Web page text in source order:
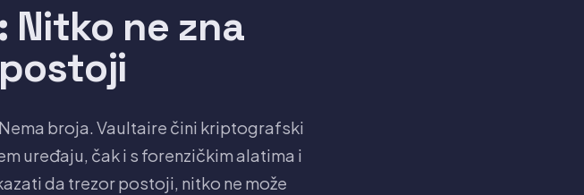
Nitko ne zna
broja. Vaultaire čini kriptografski
uređaju, čak i s forenzičkim alatima i
da trezor postoji, nitko ne može